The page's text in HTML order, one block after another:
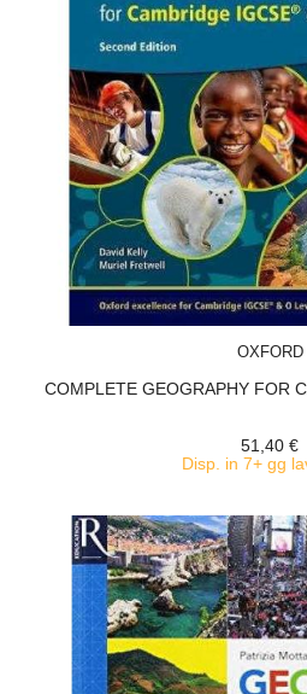
OXFORD
COMPLETE GEOGRAPHY FOR
51,40 €
Disp. in 7+ gg